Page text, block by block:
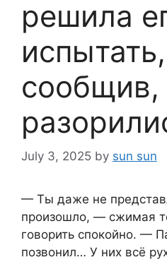
решила
испытать,
сообщив,
July 3, 2025 by sun sun
— Ты даже не
произошло, — сжимая
говорить спокойно. —
позвонил… У них всё